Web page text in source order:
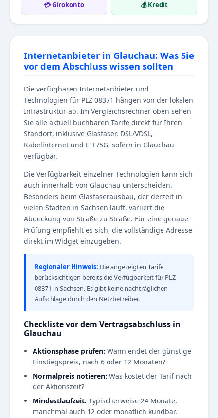
💳 Girokonto 💰 Kredit
Internetanbieter in Glauchau: Was Sie
vor dem Abschluss wissen sollten
Die verfügbaren Internetanbieter und
Technologien für PLZ 08371 hängen von der lokalen
Infrastruktur ab. Im Vergleichsrechner oben sehen
Sie alle aktuell buchbaren Tarife direkt für Ihren
Standort, inklusive Glasfaser, DSL/VDSL,
Kabelinternet und LTE/5G, sofern in Glauchau
verfügbar.
Die Verfügbarkeit einzelner Technologien kann sich
auch innerhalb von Glauchau unterscheiden.
Besonders beim Glasfaserausbau, der derzeit in
vielen Städten in Sachsen läuft, variiert die
Abdeckung von Straße zu Straße. Für eine genaue
Prüfung empfiehlt es sich, die vollständige Adresse
direkt im Widget einzugeben.
Regionaler Hinweis: Die angezeigten Tarife
berücksichtigen bereits die Verfügbarkeit für PLZ
08371 in Sachsen. Es gibt keine nachträglichen
Aufschläge durch den Netzbetreiber.
Checkliste vor dem Vertragsabschluss in
Glauchau
Aktionsphase prüfen: Wann endet der günstige
Einstiegspreis, nach 6 oder 12 Monaten?
Normalpreis notieren: Was kostet der Tarif nach
der Aktionszeit?
Mindestlaufzeit: Typischerweise 24 Monate,
manchmal auch 12 oder monatlich kündbar.